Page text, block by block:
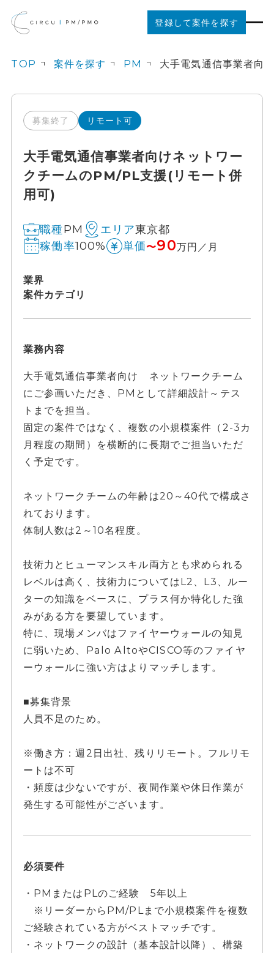
登録して案件を探す
ご利用の流れ
お役立ちコンテンツ
法人の方はこちら
TOP 案件を探す PM
募集終了 リモート可
大手電気通信事業者向けネットワー
クチームのPM/PL支援(リモート併
用可)
職種PM エリア東京都
稼働率100% 単価〜90万円／月
業界
案件カテゴリ
業務内容
大手電気通信事業者向け ネットワークチーム
にご参画いただき、PMとして詳細設計～テス
トまでを担当。
固定の案件ではなく、複数の小規模案件（2-3カ
月程度の期間）を横断的に長期でご担当いただ
く予定です。
ネットワークチームの年齢は20～40代で構成さ
れております。
体制人数は2～10名程度。
技術力とヒューマンスキル両方とも求められる
レベルは高く、技術力についてはL2、L3、ルー
ターの知識をベースに、プラス何か特化した強
みがある方を要望しています。
特に、現場メンバはファイヤーウォールの知見
に弱いため、Palo AltoやCISCO等のファイヤ
ーウォールに強い方はよりマッチします。
■募集背景
人員不足のため。
※働き方：週2日出社、残りリモート。フルリモ
ートは不可
・頻度は少ないですが、夜間作業や休日作業が
発生する可能性がございます。
必須要件
・PMまたはPLのご経験 5年以上
※リーダーからPM/PLまで小規模案件を複数
ご経験されている方がベストマッチです。
・ネットワークの設計（基本設計以降）、構築